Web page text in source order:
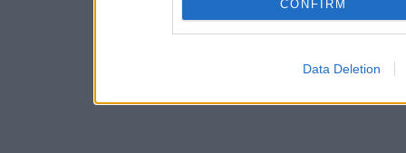
CONFIRM
Data Deletion